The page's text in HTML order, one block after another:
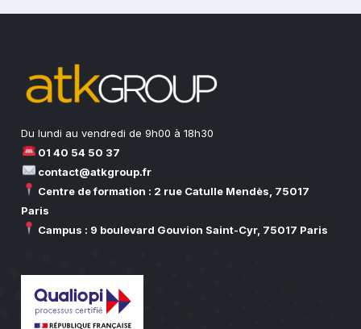
Du lundi au vendredi de 9h00 à 18h30
01 40 54 50 37
contact@atkgroup.fr
Centre de formation : 2 rue Catulle Mendès, 75017
Paris
Campus : 9 boulevard Gouvion Saint-Cyr, 75017 Paris